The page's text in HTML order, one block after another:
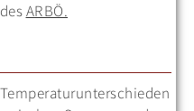
desARBÖ.